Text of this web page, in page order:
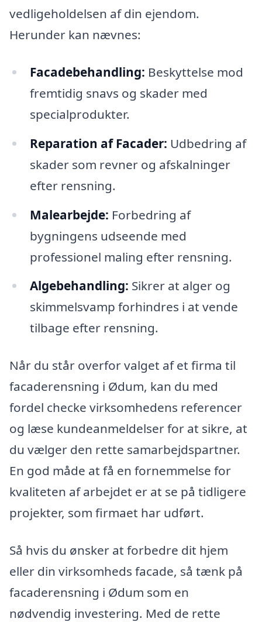
vedligeholdelsen af din ejendom.
Herunder kan nævnes:
Facadebehandling: Beskyttelse mod
fremtidig snavs og skader med
specialprodukter.
Reparation af Facader: Udbedring af
skader som revner og afskalninger
efter rensning.
Malearbejde: Forbedring af
bygningens udseende med
professionel maling efter rensning.
Algebehandling: Sikrer at alger og
skimmelsvamp forhindres i at vende
tilbage efter rensning.
Når du står overfor valget af et firma til
facaderensning i Ødum, kan du med
fordel checke virksomhedens referencer
og læse kundeanmeldelser for at sikre, at
du vælger den rette samarbejdspartner.
En god måde at få en fornemmelse for
kvaliteten af arbejdet er at se på tidligere
projekter, som firmaet har udført.
Så hvis du ønsker at forbedre dit hjem
eller din virksomheds facade, så tænk på
facaderensning i Ødum som en
nødvendig investering. Med de rette